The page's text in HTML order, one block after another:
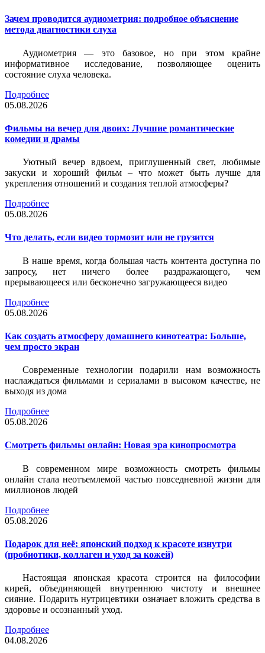
Зачем проводится аудиометрия: подробное объяснение
метода диагностики слуха
Аудиометрия — это базовое, но при этом крайне
информативное исследование, позволяющее оценить
состояние слуха человека.
Подробнее
05.08.2026
Фильмы на вечер для двоих: Лучшие романтические
комедии и драмы
Уютный вечер вдвоем, приглушенный свет, любимые
закуски и хороший фильм – что может быть лучше для
укрепления отношений и создания теплой атмосферы?
Подробнее
05.08.2026
Что делать, если видео тормозит или не грузится
В наше время, когда большая часть контента доступна по
запросу, нет ничего более раздражающего, чем
прерывающееся или бесконечно загружающееся видео
Подробнее
05.08.2026
Как создать атмосферу домашнего кинотеатра: Больше,
чем просто экран
Современные технологии подарили нам возможность
наслаждаться фильмами и сериалами в высоком качестве, не
выходя из дома
Подробнее
05.08.2026
Смотреть фильмы онлайн: Новая эра кинопросмотра
В современном мире возможность смотреть фильмы
онлайн стала неотъемлемой частью повседневной жизни для
миллионов людей
Подробнее
05.08.2026
Подарок для неё: японский подход к красоте изнутри
(пробиотики, коллаген и уход за кожей)
Настоящая японская красота строится на философии
кирей, объединяющей внутреннюю чистоту и внешнее
сияние. Подарить нутрицевтики означает вложить средства в
здоровье и осознанный уход.
Подробнее
04.08.2026